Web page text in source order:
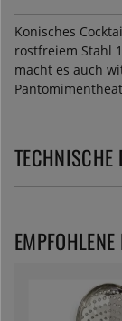
Konisches
rostfreiem Stahl
macht es auch
TECHNISCHE